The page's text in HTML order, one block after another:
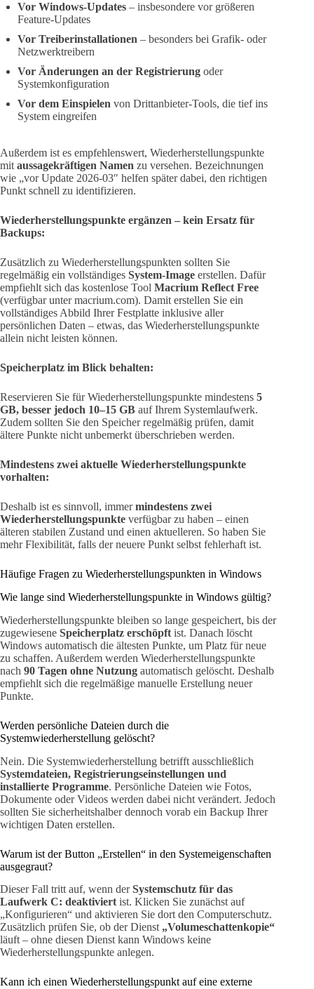
Vor Windows-Updates – insbesondere vor größeren
Feature-Updates
Vor Treiberinstallationen – besonders bei Grafik- oder
Netzwerktreibern
Vor Änderungen an der Registrierung oder
Systemkonfiguration
Vor dem Einspielen von Drittanbieter-Tools, die tief ins
System eingreifen
Außerdem ist es empfehlenswert, Wiederherstellungspunkte
mit aussagekräftigen Namen zu versehen. Bezeichnungen
wie „vor Update 2026-03″ helfen später dabei, den richtigen
Punkt schnell zu identifizieren.
Wiederherstellungspunkte ergänzen – kein Ersatz für
Backups:
Zusätzlich zu Wiederherstellungspunkten sollten Sie
regelmäßig ein vollständiges System-Image erstellen. Dafür
empfiehlt sich das kostenlose Tool Macrium Reflect Free
(verfügbar unter macrium.com). Damit erstellen Sie ein
vollständiges Abbild Ihrer Festplatte inklusive aller
persönlichen Daten – etwas, das Wiederherstellungspunkte
allein nicht leisten können.
Speicherplatz im Blick behalten:
Reservieren Sie für Wiederherstellungspunkte mindestens 5
GB, besser jedoch 10–15 GB auf Ihrem Systemlaufwerk.
Zudem sollten Sie den Speicher regelmäßig prüfen, damit
ältere Punkte nicht unbemerkt überschrieben werden.
Mindestens zwei aktuelle Wiederherstellungspunkte
vorhalten:
Deshalb ist es sinnvoll, immermindestens zwei
Wiederherstellungspunkte verfügbar zu haben – einen
älteren stabilen Zustand und einen aktuelleren. So haben Sie
mehr Flexibilität, falls der neuere Punkt selbst fehlerhaft ist.
Häufige Fragen zu Wiederherstellungspunkten in Windows
Wie lange sind Wiederherstellungspunkte in Windows gültig?
Wiederherstellungspunkte bleiben so lange gespeichert, bis der
zugewiesene Speicherplatz erschöpft ist. Danach löscht
Windows automatisch die ältesten Punkte, um Platz für neue
zu schaffen. Außerdem werden Wiederherstellungspunkte
nach 90 Tagen ohne Nutzung automatisch gelöscht. Deshalb
empfiehlt sich die regelmäßige manuelle Erstellung neuer
Punkte.
Werden persönliche Dateien durch die
Systemwiederherstellung gelöscht?
Nein. Die Systemwiederherstellung betrifft ausschließlich
Systemdateien, Registrierungseinstellungen und
installierte Programme. Persönliche Dateien wie Fotos,
Dokumente oder Videos werden dabei nicht verändert. Jedoch
sollten Sie sicherheitshalber dennoch vorab ein Backup Ihrer
wichtigen Daten erstellen.
Warum ist der Button „Erstellen“ in den Systemeigenschaften
ausgegraut?
Dieser Fall tritt auf, wenn derSystemschutz für das
Laufwerk C: deaktiviertist. Klicken Sie zunächst auf
„Konfigurieren“ und aktivieren Sie dort den Computerschutz.
Zusätzlich prüfen Sie, ob der Dienst „Volumeschattenkopie“
läuft – ohne diesen Dienst kann Windows keine
Wiederherstellungspunkte anlegen.
Kann ich einen Wiederherstellungspunkt auf eine externe